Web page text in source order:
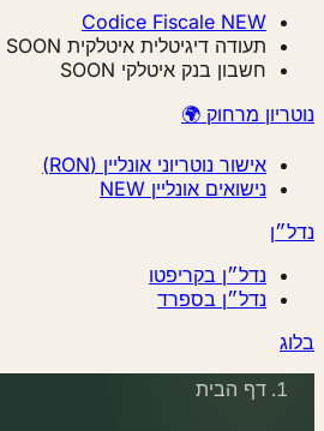
Codice Fiscale NEW
תעודה דיגיטלית איטלקית SOON
חשבון בנק איטלקי SOON
נוטריון מרחוק 🌍
אישור נוטריוני אונליין (RON)
נישואים אונליין NEW
נדל״ן
נדל״ן בקריפטו
נדל״ן בספרד
בלוג
דף הבית